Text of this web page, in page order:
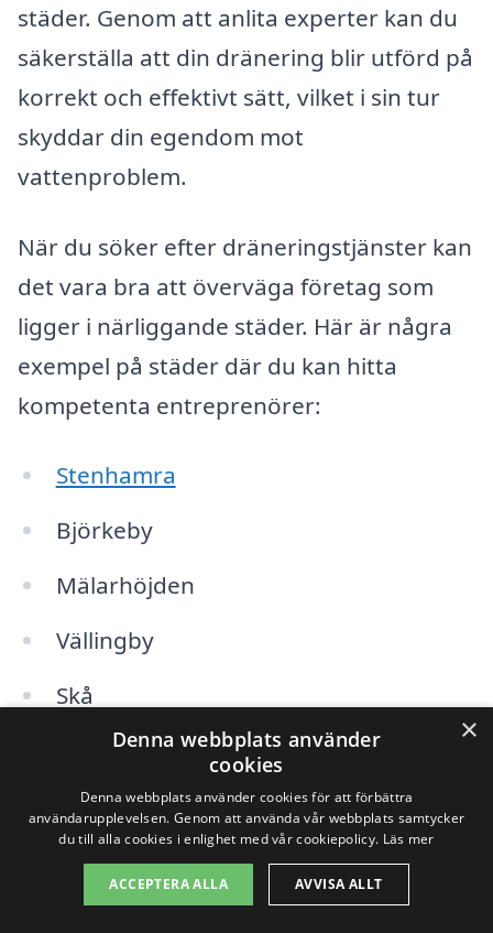
städer. Genom att anlita experter kan du
säkerställa att din dränering blir utförd på
korrekt och effektivt sätt, vilket i sin tur
skyddar din egendom mot
vattenproblem.
När du söker efter dräneringstjänster kan
det vara bra att överväga företag som
ligger i närliggande städer. Här är några
exempel på städer där du kan hitta
kompetenta entreprenörer:
Stenhamra
Björkeby
Mälarhöjden
Vällingby
Skå
Kungsängen
Bromma
Sundbyberg
Hässelby
×
Denna webbplats använder
cookies
Denna webbplats använder cookies för att förbättra
användarupplevelsen. Genom att använda vår webbplats samtycker
du till alla cookies i enlighet med vår cookiepolicy. Läs mer
ACCEPTERA ALLA AVVISA ALLT